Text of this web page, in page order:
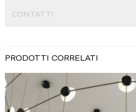
CONTATTI
PRODOTTI CORRELATI